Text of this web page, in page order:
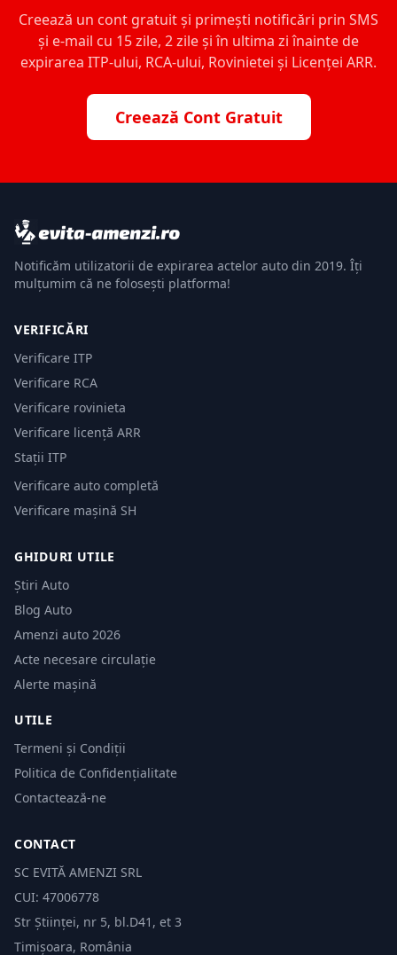
Creează un cont gratuit și primești notificări prin SMS
și e-mail cu 15 zile, 2 zile și în ultima zi înainte de
expirarea ITP-ului, RCA-ului, Rovinietei și Licenței ARR.
Creează Cont Gratuit
Notificăm utilizatorii de expirarea actelor auto din 2019. Îți
mulțumim că ne folosești platforma!
VERIFICĂRI
Verificare ITP
Verificare RCA
Verificare rovinieta
Verificare licență ARR
Stații ITP
Verificare auto completă
Verificare mașină SH
GHIDURI UTILE
Știri Auto
Blog Auto
Amenzi auto 2026
Acte necesare circulație
Alerte mașină
UTILE
Termeni și Condiții
Politica de Confidențialitate
Contactează-ne
CONTACT
SC EVITĂ AMENZI SRL
CUI: 47006778
Str Științei, nr 5, bl.D41, et 3
Timișoara, România